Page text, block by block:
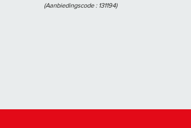
(Aanbiedingscode : 131194)